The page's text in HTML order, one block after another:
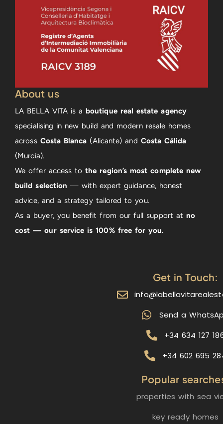
About us
LA BELLA VITA is a boutique real estate agency
specialising in new build and modern resale homes
across Costa Blanca(Alicante) and Costa Cálida
(Murcia).
We offer access tothe region’s most complete new
build selection — with expert guidance, honest
advice, and a strategy tailored to you.
As a buyer, you benefit from our full support at no
cost — our service is 100% free for you.
Get in Touch:
Send a
+34 634 127
+34 602 695
Popular
properties with sea
key ready homes